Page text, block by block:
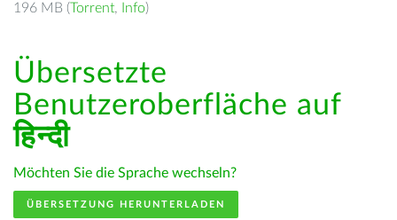
196 MB (Torrent, Info)
Übersetzte
Benutzeroberfläche auf
हिन्दी
Möchten Sie die Sprache wechseln?
ÜBERSETZUNG HERUNTERLADEN